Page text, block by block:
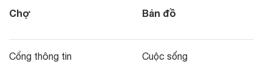
Chợ Bản đồ
Cổng thông tin Cuộc sống